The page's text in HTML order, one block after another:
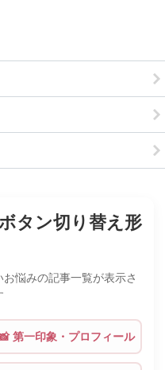
タン切り替え形
悩みの記事一覧が表示さ
第一印象・プロフィール